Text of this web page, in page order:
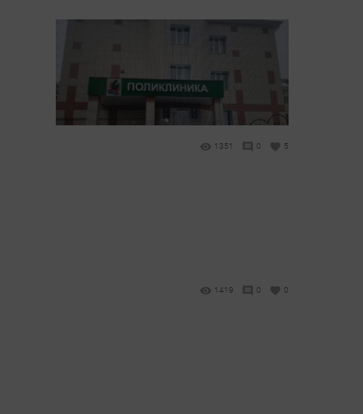
1351 0 5
1419 0 0